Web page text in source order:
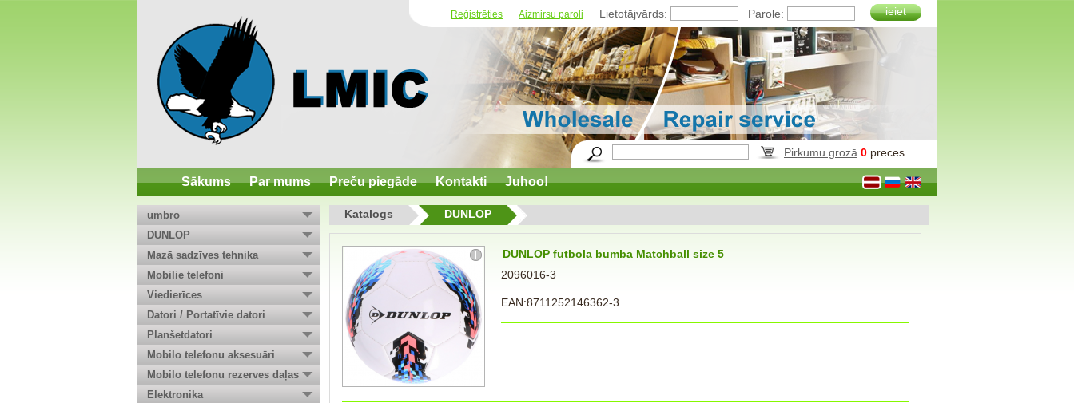
Reģistrēties Aizmirsu paroli Lietotājvārds: Parole: ieiet
Pirkumu grozā 0 preces
Sākums Par mums Preču piegāde Kontakti Juhoo!
umbro
DUNLOP
Mazā sadzīves tehnika
Mobilie telefoni
Viedierīces
Datori / Portatīvie datori
Planšetdatori
Mobilo telefonu aksesuāri
Mobilo telefonu rezerves daļas
Elektronika
Katalogs DUNLOP
DUNLOP futbola bumba Matchball size 5
2096016-3
EAN:8711252146362-3